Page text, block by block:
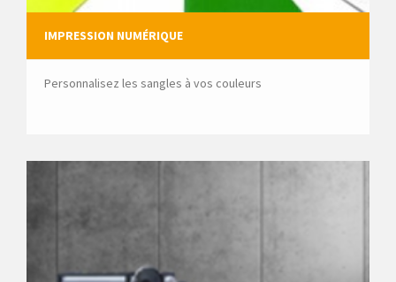
IMPRESSION NUMÉRIQUE
Personnalisez les sangles à vos couleurs